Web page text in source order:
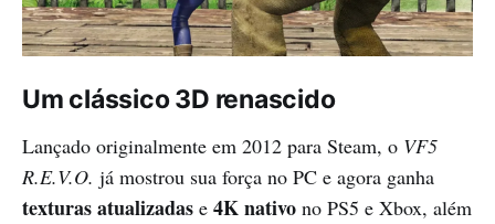
Um clássico 3D renascido
Lançado originalmente em 2012 para Steam, o VF5
R.E.V.O. já mostrou sua força no PC e agora ganha
texturas atualizadas e 4K nativo no PS5 e Xbox, além